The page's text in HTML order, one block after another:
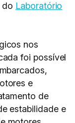
do Laboratório
nos
foi possível
e
de
estabilidade e